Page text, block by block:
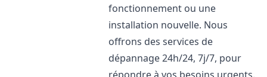
fonctionnement ou une
installation nouvelle. Nous
offrons des services de
dépannage 24h/24, 7j/7, pour